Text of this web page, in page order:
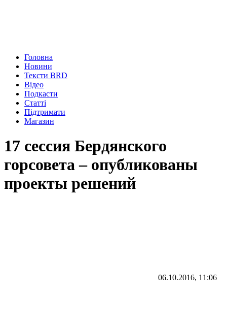
Головна
Новини
Тексти BRD
Відео
Подкасти
Статті
Підтримати
Магазин
17 сессия Бердянского
горсовета – опубликованы
проекты решений
06.10.2016, 11:06